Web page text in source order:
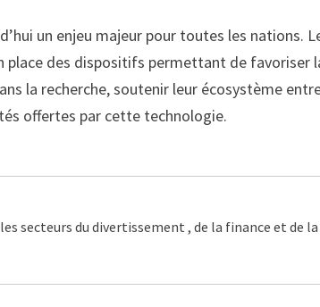
un enjeu majeur pour toutes les nations.
des dispositifs permettant de favoriser
la recherche, soutenir leur écosystème
offertes par cette technologie.
secteurs du divertissement , de la finance et de